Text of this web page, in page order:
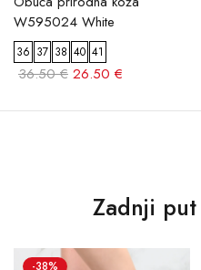
W595024 White
36 37 38 40 41
36.50 € 26.50 €
Zadnji
-38%